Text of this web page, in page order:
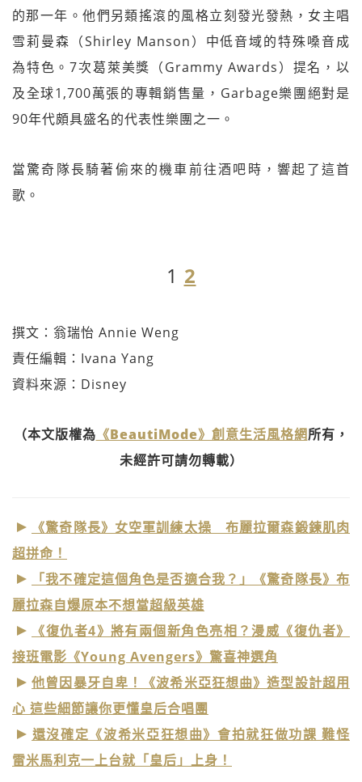
的那一年。他們另類搖滾的風格立刻發光發熱，女主唱
雪莉曼森（Shirley Manson）中低音域的特殊嗓音成
為特色。7次葛萊美獎（Grammy Awards）提名，以
及全球1,700萬張的專輯銷售量，Garbage樂團絕對是
90年代頗具盛名的代表性樂團之一。
當驚奇隊長騎著偷來的機車前往酒吧時，響起了這首
歌。
1 2
撰文：翁瑞怡 Annie Weng
責任編輯：Ivana Yang
資料來源：Disney
（本文版權為 《BeautiMode》創意生活風格網所有，
未經許可請勿轉載）
《驚奇隊長》女空軍訓練太操 布麗拉爾森鍛鍊肌肉
超拼命！
「我不確定這個角色是否適合我？」《驚奇隊長》布
麗拉森自爆原本不想當超級英雄
《復仇者4》將有兩個新角色亮相？漫威《復仇者》
接班電影《Young Avengers》驚喜神選角
他曾因暴牙自卑！《波希米亞狂想曲》造型設計超用
心 這些細節讓你更懂皇后合唱團
還沒確定《波希米亞狂想曲》會拍就狂做功課 難怪
雷米馬利克一上台就「皇后」上身！